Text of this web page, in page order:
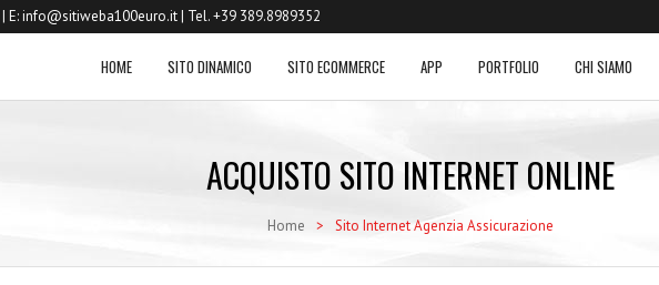
| E:info@sitiweba100euro.it| Tel. +39 389.8989352
HOME SITO DINAMICO SITO ECOMMERCE APP PORTFOLIO CHI SIAMO
ACQUISTO SITO INTERNET ONLINE
Home > Sito Internet Agenzia Assicurazione